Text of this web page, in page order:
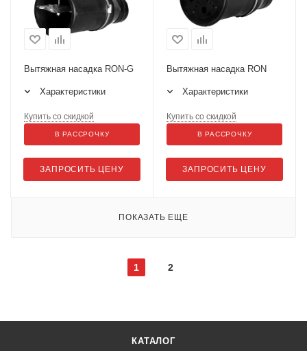
Вытяжная насадка RON-G
Характеристики
ЗАПРОСИТЬ ЦЕНУ
Купить со скидкой
В РАССРОЧКУ
Вытяжная насадка RON
Характеристики
ЗАПРОСИТЬ ЦЕНУ
Купить со скидкой
В РАССРОЧКУ
ПОКАЗАТЬ ЕЩЕ
1 2
КАТАЛОГ